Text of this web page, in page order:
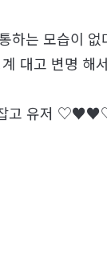
하는 모습이
대고 변명 해
고 유저